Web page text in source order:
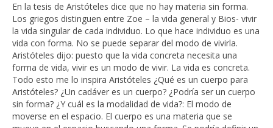
En la tesis de Aristóteles dice que no hay materia sin forma.
Los griegos distinguen entre Zoe – la vida general y Bios- vivir
la vida singular de cada individuo. Lo que hace individuo es una
vida con forma. No se puede separar del modo de vivirla.
Aristóteles dijo: puesto que la vida concreta necesita una
forma de vida, vivir es un modo de vivir. La vida es concreta.
Todo esto me lo inspira Aristóteles ¿Qué es un cuerpo para
Aristóteles? ¿Un cadáver es un cuerpo? ¿Podría ser un cuerpo
sin forma? ¿Y cuál es la modalidad de vida?: El modo de
moverse en el espacio. El cuerpo es una materia que se